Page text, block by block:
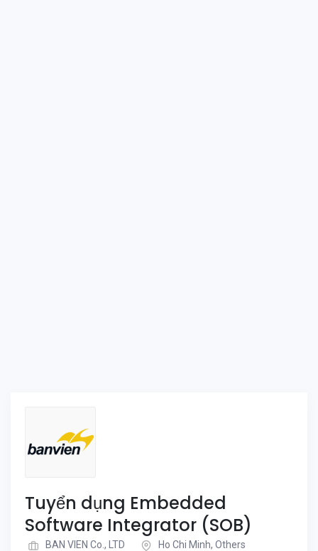
Tuyển dụng Embedded
Software Integrator (SOB)
BAN VIEN Co., LTD
Ho Chi Minh, Others